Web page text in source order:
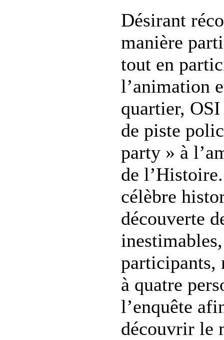
Désirant
manière
tout en
l’animation
quartier,
de piste
party » à
de
célèbre
découverte
participants,
à quatre
l’enquête
découvrir le